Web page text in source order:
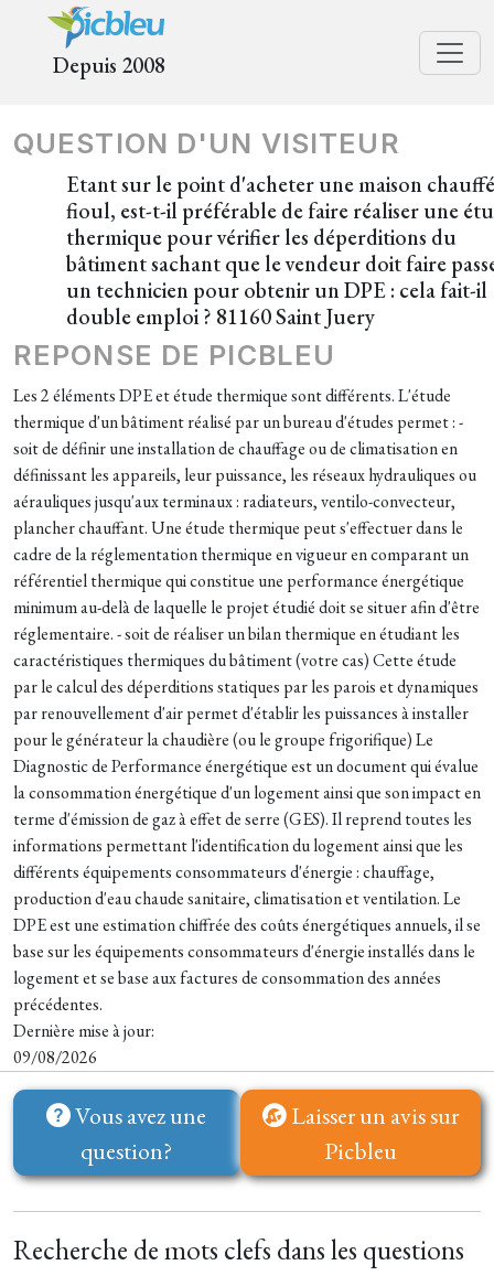
Depuis 2008
QUESTION D'UN VISITEUR
Etant sur le point d'acheter une maison
fioul, est-t-il préférable de faire réaliser une
thermique pour vérifier les déperditions du
bâtiment sachant que le vendeur doit faire
un technicien pour obtenir un DPE : cela fait-il
double emploi ? 81160 Saint Juery
REPONSE DE PICBLEU
Les 2 éléments DPE et étude thermique sont différents. L'étude
thermique d'un bâtiment réalisé par un bureau d'études permet : -
soit de définir une installation de chauffage ou de climatisation en
définissant les appareils, leur puissance, les réseaux hydrauliques ou
aérauliques jusqu'aux terminaux : radiateurs, ventilo-convecteur,
plancher chauffant. Une étude thermique peut s'effectuer dans le
cadre de la réglementation thermique en vigueur en comparant un
référentiel thermique qui constitue une performance énergétique
minimum au-delà de laquelle le projet étudié doit se situer afin d'être
réglementaire. - soit de réaliser un bilan thermique en étudiant les
caractéristiques thermiques du bâtiment (votre cas) Cette étude
par le calcul des déperditions statiques par les parois et dynamiques
par renouvellement d'air permet d'établir les puissances à installer
pour le générateur la chaudière (ou le groupe frigorifique) Le
Diagnostic de Performance énergétique est un document qui évalue
la consommation énergétique d'un logement ainsi que son impact en
terme d'émission de gaz à effet de serre (GES). Il reprend toutes les
informations permettant l'identification du logement ainsi que les
différents équipements consommateurs d'énergie : chauffage,
production d'eau chaude sanitaire, climatisation et ventilation. Le
DPE est une estimation chiffrée des coûts énergétiques annuels, il se
base sur les équipements consommateurs d'énergie installés dans le
logement et se base aux factures de consommation des années
précédentes.
Dernière mise à jour:
09/08/2026
Vous avez une
question?
Laisser un avis sur
Picbleu
Recherche de mots clefs dans les questions